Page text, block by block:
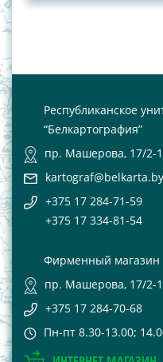
Республиканское
“Белкартография”
пр. Машерова, 17/2-
kartograf@belkarta.by
+375 17 284-71-59
+375 17 334-81-54
Фирменный магазин
пр. Машерова, 17/2-
+375 17 284-70-68
Пн-пт 8.30-13.00;